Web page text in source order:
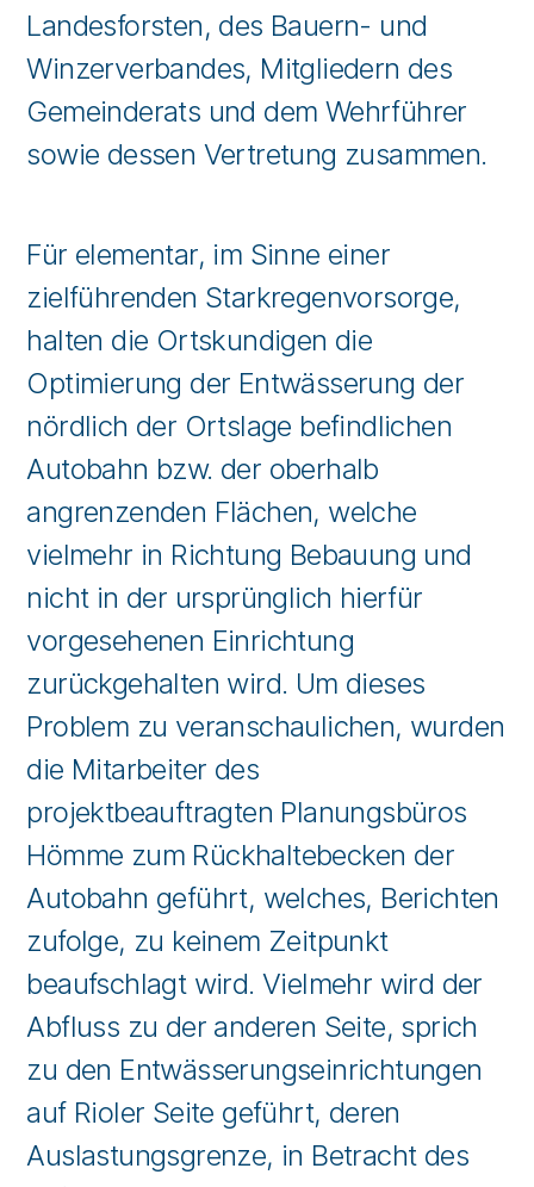
Landesforsten, des Bauern- und
Winzerverbandes, Mitgliedern des
Gemeinderats und dem Wehrführer
sowie dessen Vertretung zusammen.
Für elementar, im Sinne einer
zielführenden Starkregenvorsorge,
halten die Ortskundigen die
Optimierung der Entwässerung der
nördlich der Ortslage befindlichen
Autobahn bzw. der oberhalb
angrenzenden Flächen, welche
vielmehr in Richtung Bebauung und
nicht in der ursprünglich hierfür
vorgesehenen Einrichtung
zurückgehalten wird. Um dieses
Problem zu veranschaulichen, wurden
die Mitarbeiter des
projektbeauftragten Planungsbüros
Hömme zum Rückhaltebecken der
Autobahn geführt, welches, Berichten
zufolge, zu keinem Zeitpunkt
beaufschlagt wird. Vielmehr wird der
Abfluss zu der anderen Seite, sprich
zu den Entwässerungseinrichtungen
auf Rioler Seite geführt, deren
Auslastungsgrenze, in Betracht des